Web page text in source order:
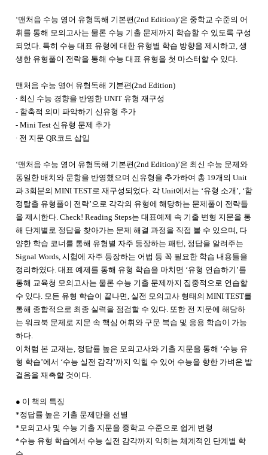
‘맨처음 수능 영어 유형독해 기본편(2nd Edition)’은 중학교 수준의 어
휘를 통해 모의고사는 물론 수능 기출 문제까지 학습할 수 있도록 구성
되었다. 특히 수능 대표 유형에 대한 유형별 학습 방향을 제시하고, 생
생한 유형풀이 전략을 통해 수능 대표 유형을 첫 마스터할 수 있다.
맨처음 수능 영어 유형독해 기본편(2nd Edition)
∙ 최신 수능 경향을 반영한 UNIT 유형 재구성
- 함축적 의미 파악하기 신유형 추가
- Mini Test 신유형 문제 추가
∙ 전 지문 QR코드 삽입
‘맨처음 수능 영어 유형독해 기본편(2nd Edition)’은 최신 수능 문제와
동일한 배치와 문항을 반영했으며 신유형을 추가하여 총 19개의 Unit
과 3회분의 MINI TEST로 재구성되었다. 각 Unit에서는 ‘유형 소개’, ‘함
정탈출 유형풀이 전략’으로 각각의 유형에 해당하는 문제풀이 전략들
을 제시한다. Check! Reading Steps는 대표예제 속 기출 변형 지문을 통
해 단계별로 정답을 찾아가는 문제 해결 과정을 직접 볼 수 있으며, 다
양한 학습 코너를 통해 유형별 자주 등장하는 패턴, 정답을 알려주는
Signal Words, 시험에 자주 등장하는 어법 등 꼭 필요한 학습 내용들을
정리하였다. 대표 예제를 통해 유형 학습을 마치면 ‘유형 연습하기’를
통해 교육청 모의고사는 물론 수능 기출 문제까지 집중적으로 연습할
수 있다. 모든 유형 학습이 끝나면, 실전 모의고사 형태의 MINI TEST를
통해 종합적으로 최종 실력을 점검할 수 있다. 또한 전 지문에 해당하
는 워크북 문제로 지문 속 핵심 어휘와 구문 복습 및 응용 학습이 가능
하다.
이처럼 본 교재는, 정답률 높은 모의고사와 기출 지문을 통해 ‘수능 유
형 학습’에서 ‘수능 실전 감각’까지 익힐 수 있어 수능을 향한 가벼운 발
걸음을 재촉할 것이다.
● 이 책의 특징
*정답률 높은 기출 문제만을 선별
*모의고사 및 수능 기출 지문을 중학교 수준으로 쉽게 변형
*수능 유형 학습에서 수능 실전 감각까지 익히는 체계적인 단계별 학